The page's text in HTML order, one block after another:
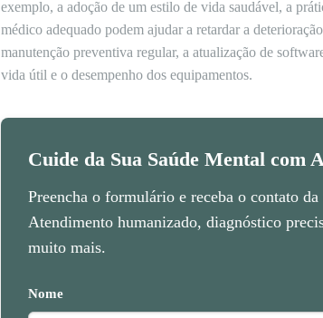
exemplo, a adoção de um estilo de vida saudável, a
médico adequado podem ajudar a retardar a
manutenção preventiva regular, a atualização de
vida útil e o desempenho dos equipamentos.
Cuide da Sua Saúde Mental com
Preencha o formulário e receba o contato
Atendimento humanizado, diagnóstico
muito mais.
Nome